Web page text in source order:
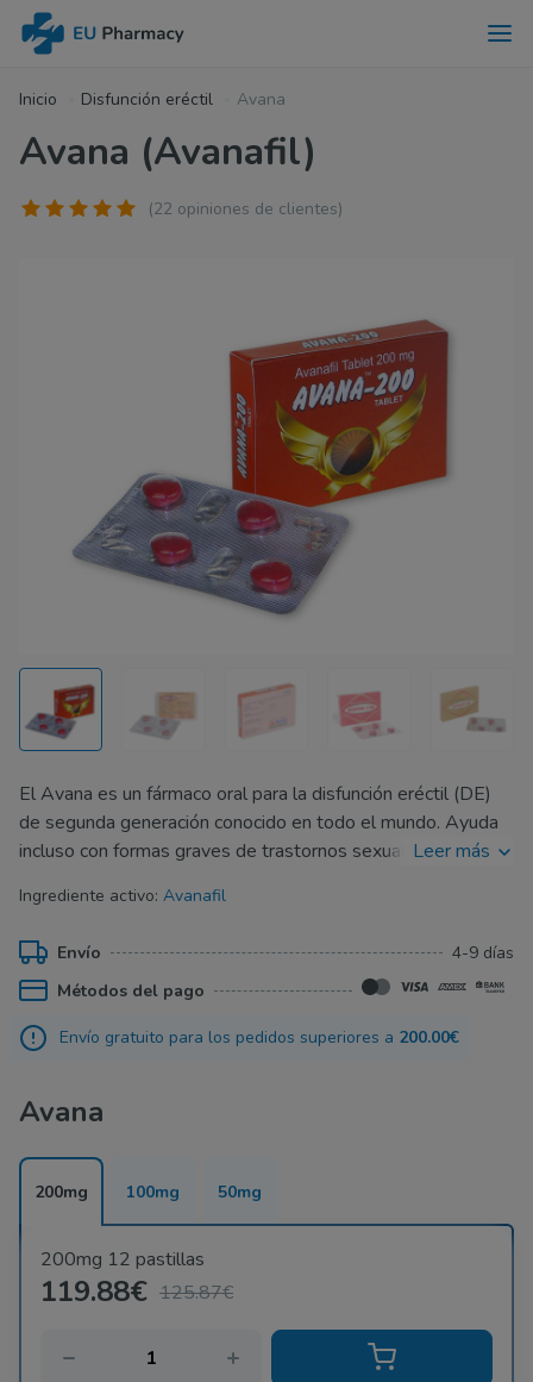
Inicio Disfunción eréctil Avana
Avana (Avanafil)
(22 opiniones de clientes)
El Avana es un fármaco oral para la disfunción eréctil (DE)
de segunda generación conocido en todo el mundo. Ayuda
incluso con formas graves de trastornos sexuales, incluso si
en cuyo caso los vasos sanguíneos no pueden transportar
un gran volumen de sangre a los genitales.
Gracias a su nueva fórmula y al ser un fármaco de segunda
generación, el Avana provoca menos efectos secundarios
(como dolores de cabeza, efectos visuales) y actúa más
sexual.
Leer más
Ingrediente activo: Avanafil
Envío
4-9 días
Métodos del pago
Envío gratuito para los pedidos superiores a 200.00€
Avana
200mg 100mg 50mg
200mg 12 pastillas
119.88€ 125.87€